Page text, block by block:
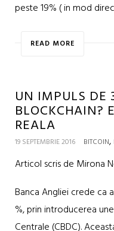
peste 19% ( in mod
READ MORE
UN IMPULS DE
BLOCKCHAIN?
REALA
19 SEPTEMBRIE 2016 BITCOIN,
Articol scris de Mirona
Banca Angliei crede ca
%, prin introducerea
Centrale (CBDC).